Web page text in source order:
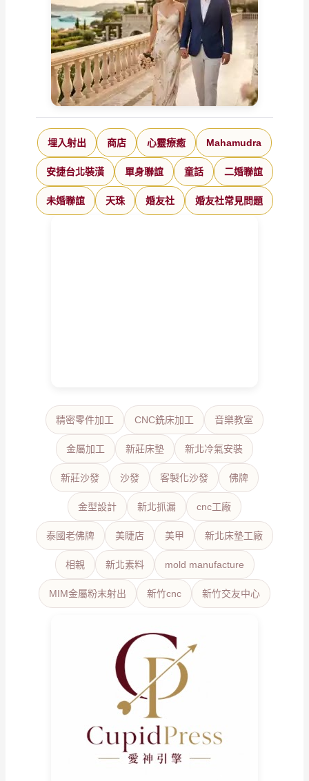
埋入射出 商店 心靈療癒 Mahamudra
安捷台北裝潢 單身聯誼 童話 二婚聯誼
未婚聯誼 天珠 婚友社 婚友社常見問題
精密零件加工 CNC銑床加工 音樂教室
金屬加工 新莊床墊 新北冷氣安裝
新莊沙發 沙發 客製化沙發 佛牌
金型設計 新北抓漏 cnc工廠
泰國老佛牌 美睫店 美甲 新北床墊工廠
相親 新北素料 mold manufacture
MIM金屬粉末射出 新竹cnc 新竹交友中心